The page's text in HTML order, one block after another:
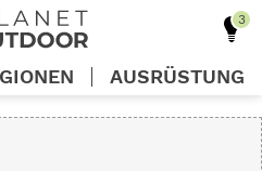
AUSRÜSTUNG